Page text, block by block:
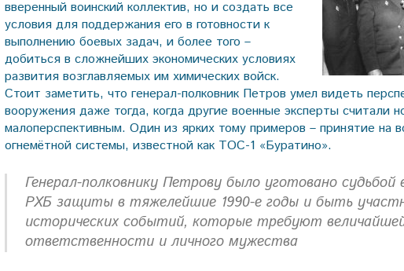
вверенный воинский коллектив, но и создать все
условия для поддержания его в готовности к
выполнению боевых задач, и более того –
добиться в сложнейших экономических условиях
развития возглавляемых им химических войск.
Стоит заметить, что генерал-полковник Петров умел видеть
вооружения даже тогда, когда другие военные эксперты считали
малоперспективным. Один из ярких тому примеров – принятие на
огнемётной системы, известной как ТОС-1 «Буратино».
Генерал-полковнику Петрову было уготовано судьбой
РХБ защиты в тяжелейшие 1990-е годы и быть
исторических событий, которые требуют
ответственности и личного мужества